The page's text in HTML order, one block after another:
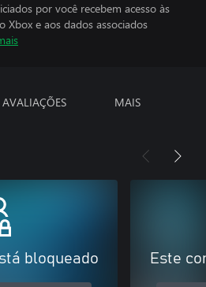
por você recebem acesso às
Xbox e aos dados associados
AVALIAÇÕES MAIS
bloqueado Este